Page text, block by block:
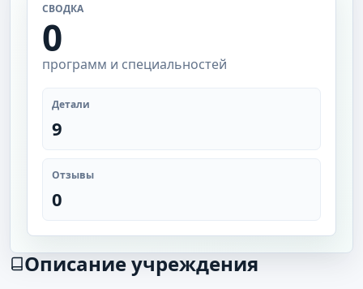
СВОДКА
0
программ и специальностей
Детали
9
Отзывы
0
Описание учреждения